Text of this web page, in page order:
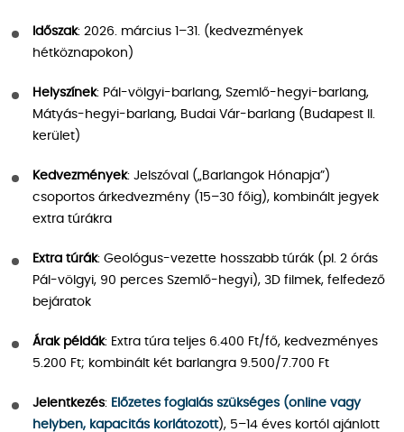
Időszak: 2026. március 1–31. (kedvezmények
hétköznapokon)
Helyszínek: Pál-völgyi-barlang, Szemlő-hegyi-barlang,
Mátyás-hegyi-barlang, Budai Vár-barlang (Budapest II.
kerület)
Kedvezmények: Jelszóval („Barlangok Hónapja”)
csoportos árkedvezmény (15–30 főig), kombinált jegyek
extra túrákra
Extra túrák: Geológus-vezette hosszabb túrák (pl. 2 órás
Pál-völgyi, 90 perces Szemlő-hegyi), 3D filmek, felfedező
bejáratok
Árak példák: Extra túra teljes 6.400 Ft/fő, kedvezményes
5.200 Ft; kombinált két barlangra 9.500/7.700 Ft
Jelentkezés: Előzetes foglalás szükséges (online vagy
helyben, kapacitás korlátozott), 5–14 éves kortól ajánlott